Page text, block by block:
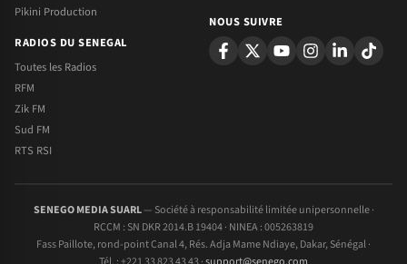
Pikini Production
RADIOS DU SENEGAL
Toutes les Radios
RFM
Zik FM
Sud FM
RTS RSI
NOUS SUIVRE
SENEGO MEDIA SUARL— Société à responsabilité limitée unipersonnelle ·
RCCM : SN DKR 2014.B 19404 · NINEA : 005263819
Fass Paillote, rond-point Canal 4, Rés. Adja Mame Ndiaye, Dakar, Sénégal ·